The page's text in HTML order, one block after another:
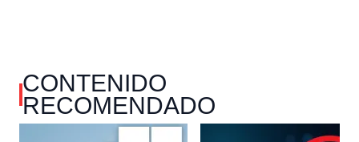
CONTENIDO
RECOMENDADO